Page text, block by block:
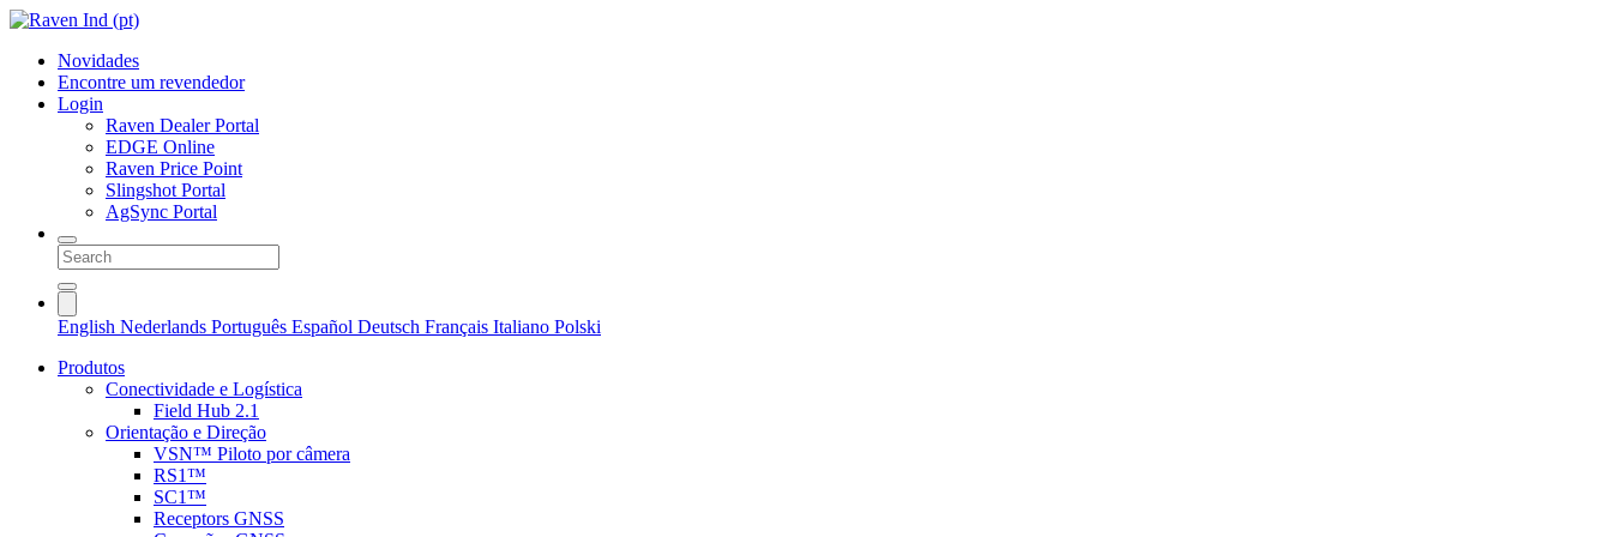
Novidades
Encontre um revendedor
Login
Raven Dealer Portal
EDGE Online
Raven Price Point
Slingshot Portal
AgSync Portal
English Nederlands Português Español Deutsch Français Italiano Polski
Produtos
Conectividade e Logística
Field Hub 2.1
Orientação e Direção
VSN™ Piloto por câmera
RS1™
SC1™
Receptors GNSS